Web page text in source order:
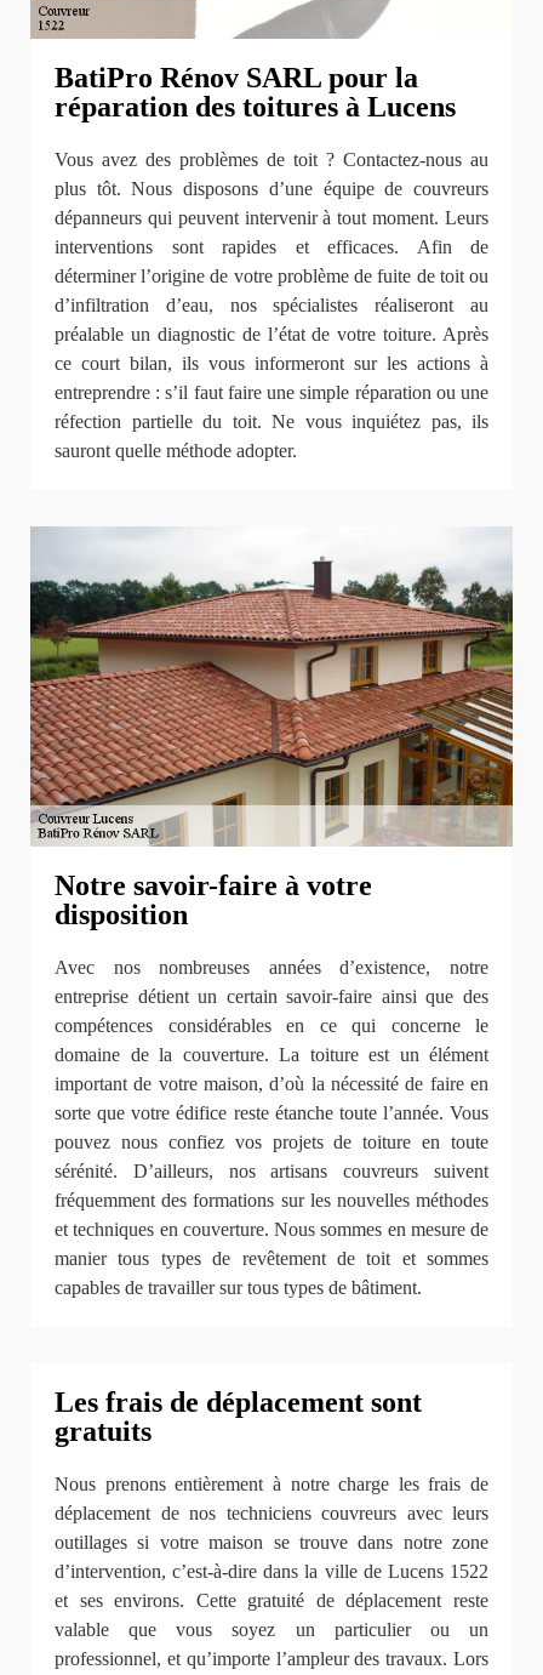
BatiPro Rénov SARL pour la
réparation des toitures à Lucens
Vous avez des problèmes de toit ? Contactez-nous au
plus tôt. Nous disposons d’une équipe de couvreurs
dépanneurs qui peuvent intervenir à tout moment. Leurs
interventions sont rapides et efficaces. Afin de
déterminer l’origine de votre problème de fuite de toit ou
d’infiltration d’eau, nos spécialistes réaliseront au
préalable un diagnostic de l’état de votre toiture. Après
ce court bilan, ils vous informeront sur les actions à
entreprendre : s’il faut faire une simple réparation ou une
réfection partielle du toit. Ne vous inquiétez pas, ils
sauront quelle méthode adopter.
Notre savoir-faire à votre
disposition
Avec nos nombreuses années d’existence, notre
entreprise détient un certain savoir-faire ainsi que des
compétences considérables en ce qui concerne le
domaine de la couverture. La toiture est un élément
important de votre maison, d’où la nécessité de faire en
sorte que votre édifice reste étanche toute l’année. Vous
pouvez nous confiez vos projets de toiture en toute
sérénité. D’ailleurs, nos artisans couvreurs suivent
fréquemment des formations sur les nouvelles méthodes
et techniques en couverture. Nous sommes en mesure de
manier tous types de revêtement de toit et sommes
capables de travailler sur tous types de bâtiment.
Les frais de déplacement sont
gratuits
Nous prenons entièrement à notre charge les frais de
déplacement de nos techniciens couvreurs avec leurs
outillages si votre maison se trouve dans notre zone
d’intervention, c’est-à-dire dans la ville de Lucens 1522
et ses environs. Cette gratuité de déplacement reste
valable que vous soyez un particulier ou un
professionnel, et qu’importe l’ampleur des travaux. Lors